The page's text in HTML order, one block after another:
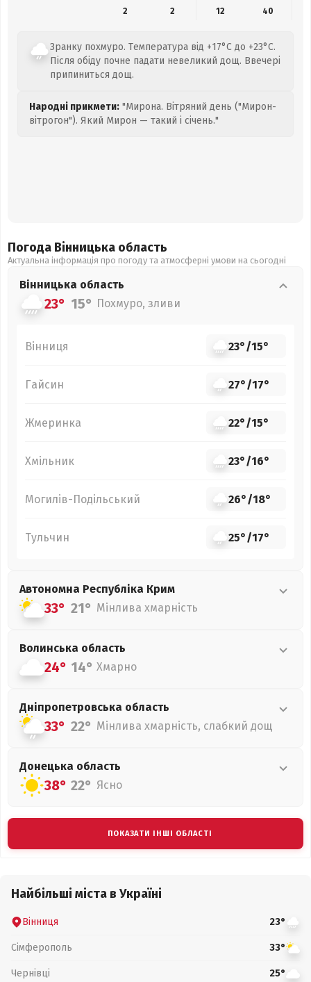
2
2 12 40
Зранку похмуро. Температура від +17°C до +23°C.
Після обіду почне падати невеликий дощ. Ввечері
припиниться дощ.
Народні прикмети: "Мирона. Вітряний день ("Мирон-
вітрогон"). Який Мирон — такий і січень."
Погода Вінницька область
Актуальна інформація про погоду та атмосферні умови на сьогодні
Вінницька область
23° 15° Похмуро, зливи
Вінниця 23°/15°
Гайсин 27°/17°
Жмеринка 22°/15°
Хмільник 23°/16°
Могилів-Подільський 26°/18°
Тульчин 25°/17°
Автономна Республіка Крим
33° 21° Мінлива хмарність
Волинська область
24° 14° Хмарно
Дніпропетровська область
33° 22° Мінлива хмарність, слабкий дощ
Донецька область
38° 22° Ясно
ПОКАЗАТИ ІНШІ ОБЛАСТІ
Найбільші міста в Україні
Вінниця 23°
Сімферополь 33°
Чернівці 25°